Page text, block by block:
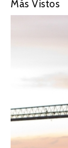
Más Vistos